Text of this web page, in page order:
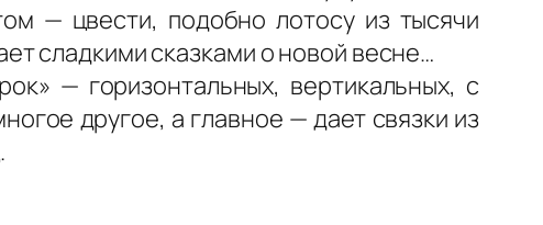
— цвести, подобно лотосу из тысячи
сладкими сказками о новой весне…
— горизонтальных, вертикальных, с
другое, а главное — дает связки из